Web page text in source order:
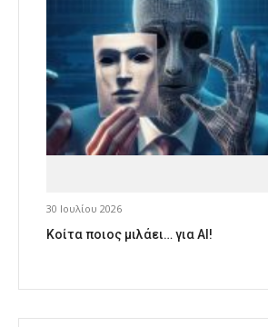
30 Ιουλίου 2026
Κοίτα ποιος μιλάει… για AI!